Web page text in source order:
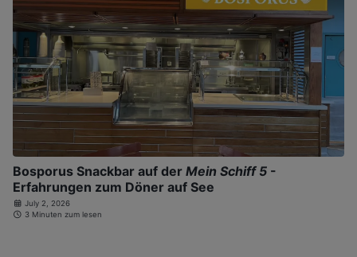
Bosporus Snackbar auf der Mein Schiff 5 -
Erfahrungen zum Döner auf See
July 2, 2026
3 Minuten zum lesen